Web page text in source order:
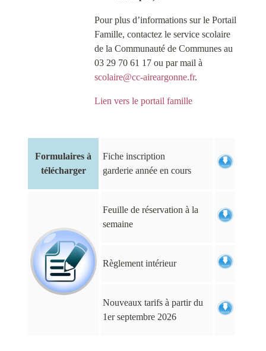
Pour plus d’informations sur le Portail
Famille, contactez le service scolaire
de la Communauté de Communes au
03 29 70 61 17 ou par mail à
scolaire@cc-aireargonne.fr.
Lien vers le portail famille
Formulaires à
télécharger
Fiche inscription
garderie année en cours
Feuille de réservation à la
semaine
Règlement intérieur
Nouveaux tarifs à partir du
1er septembre 2026